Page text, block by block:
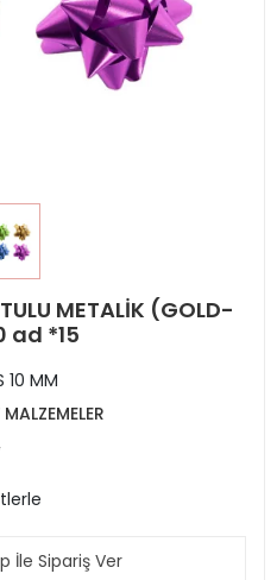
METALİK (GOLD-
ad *15
10 MM
İle Sipariş Ver